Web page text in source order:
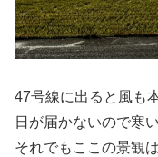
47号線に出ると風も
日が届かないので寒い
それでもここの景観